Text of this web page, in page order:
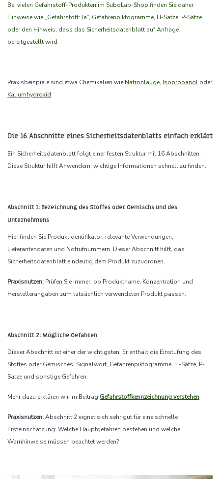
Bei vielen Gefahrstoff-Produkten im SuboLab-Shop finden Sie daher
Hinweise wie „Gefahrstoff: Ja“, Gefahrenpiktogramme, H-Sätze, P-Sätze
oder den Hinweis, dass das Sicherheitsdatenblatt auf Anfrage
bereitgestellt wird.
Praxisbeispiele sind etwa Chemikalien wie Natronlauge, Isopropanol oder
Kaliumhydroxid.
Die 16 Abschnitte eines Sicherheitsdatenblatts einfach erklärt
Ein Sicherheitsdatenblatt folgt einer festen Struktur mit 16 Abschnitten.
Diese Struktur hilft Anwendern, wichtige Informationen schnell zu finden.
Abschnitt 1: Bezeichnung des Stoffes oder Gemischs und des
Unternehmens
Hier finden Sie Produktidentifikator, relevante Verwendungen,
Lieferantendaten und Notrufnummern. Dieser Abschnitt hilft, das
Sicherheitsdatenblatt eindeutig dem Produkt zuzuordnen.
Praxisnutzen: Prüfen Sie immer, ob Produktname, Konzentration und
Herstellerangaben zum tatsächlich verwendeten Produkt passen.
Abschnitt 2: Mögliche Gefahren
Dieser Abschnitt ist einer der wichtigsten. Er enthält die Einstufung des
Stoffes oder Gemisches, Signalwort, Gefahrenpiktogramme, H-Sätze, P-
Sätze und sonstige Gefahren.
Mehr dazu erklären wir im Beitrag Gefahrstoffkennzeichnung verstehen.
Praxisnutzen:Abschnitt 2 eignet sich sehr gut für eine schnelle
Ersteinschätzung: Welche Hauptgefahren bestehen und welche
Warnhinweise müssen beachtet werden?